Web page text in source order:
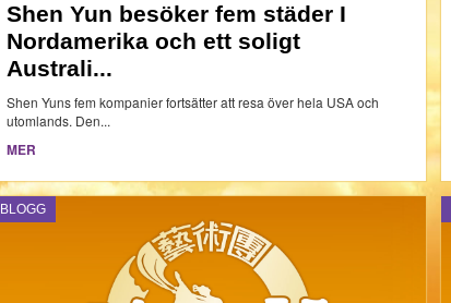
Shen Yun besöker fem städer I
Nordamerika och ett soligt
Australi...
Shen Yuns fem kompanier fortsätter att resa över hela USA och
utomlands. Den...
MER
BLOGG